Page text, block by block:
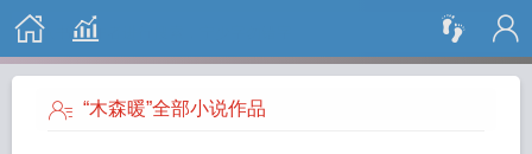
搜 索
“木森暖”全部小说作品